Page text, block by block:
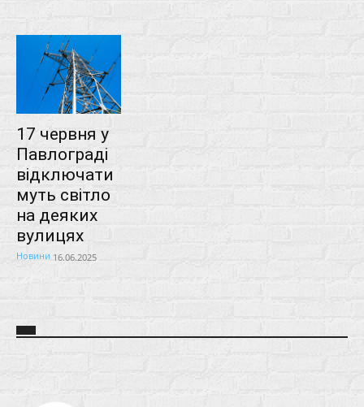
17 червня у
Павлограді
відключати
муть світло
на деяких
вулицях
Новини 16.06.2025